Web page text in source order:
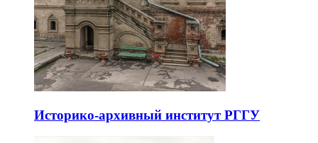
Историко-архивный институт РГГУ